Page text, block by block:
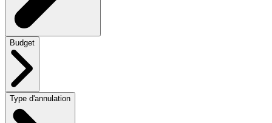
Budget
Type d'annulation